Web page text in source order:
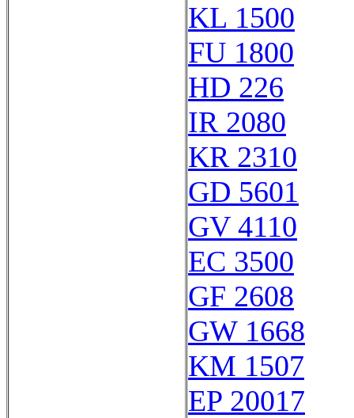
KL 1500
FU 1800
HD 226
IR 2080
KR 2310
GD 5601
GV 4110
EC 3500
GF 2608
GW 1668
KM 1507
EP 20017